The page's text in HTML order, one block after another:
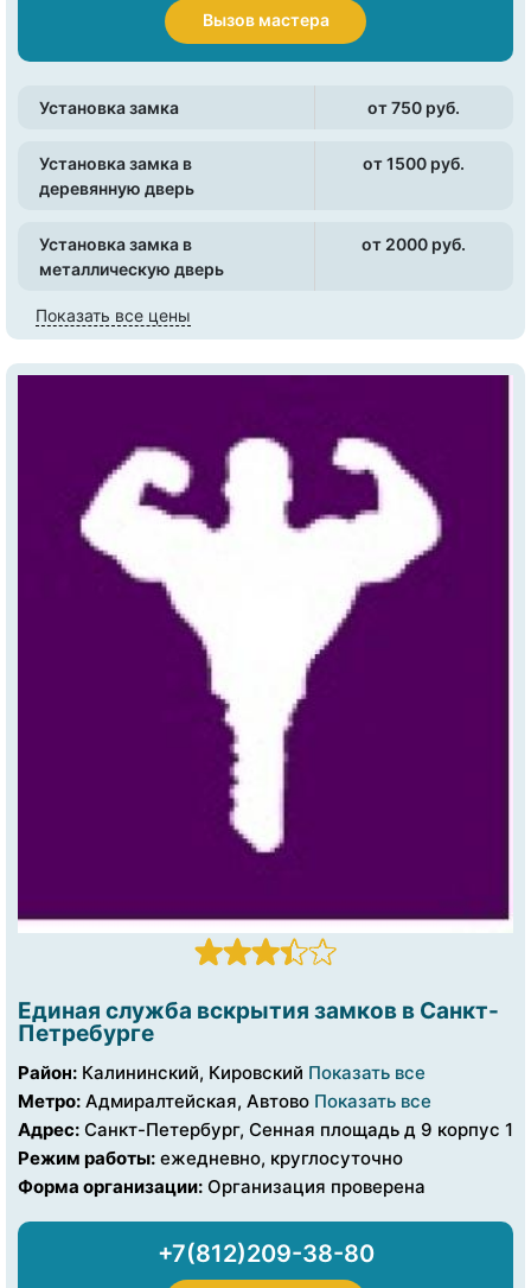
Вызов мастера
Установка замка от 750 pуб.
Установка замка в
деревянную дверь
от 1500 pуб.
Установка замка в
металлическую дверь
от 2000 pуб.
Показать все цены
Единая служба вскрытия замков в Санкт-
Петребурге
Район: Калининский, Кировский Показать все
Метро: Адмиралтейская, Автово Показать все
Адрес: Санкт-Петербург, Сенная площадь д 9 корпус 1
Режим работы: ежедневно, круглосуточно
Форма организации: Организация проверена
+7(812)209-38-80